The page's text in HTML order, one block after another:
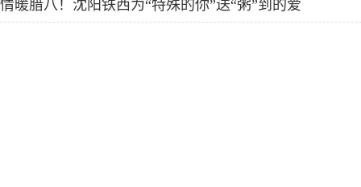
情暖腊八！沈阳铁西为“特殊的你”送“粥”到的爱